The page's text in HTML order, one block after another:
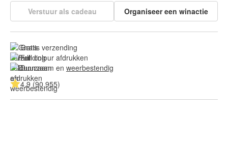
Verstuur als cadeau Organiseer een winactie
Gratis verzending
Full colour afdrukken
Duurzaam en weerbestendig
4.9 (90.955)